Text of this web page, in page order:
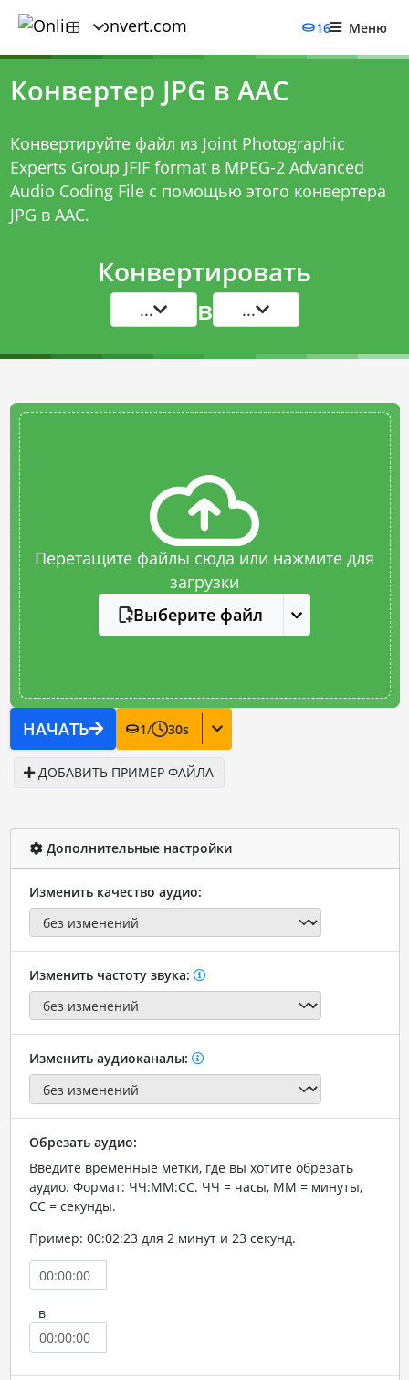
16 Меню
Конвертер JPG в AAC
Конвертируйте файл из Joint Photographic
Experts Group JFIF format в MPEG-2 Advanced
Audio Coding File с помощью этого конвертера
JPG в AAC.
Конвертировать
... в ...
Перетащите файлы сюда или нажмите для
загрузки
Выберите файл
НАЧАТЬ 1/ 30s
ДОБАВИТЬ ПРИМЕР ФАЙЛА
Дополнительные настройки
Изменить качество аудио:
Изменить частоту звука:
Изменить аудиоканалы:
Обрезать аудио:
Введите временные метки, где вы хотите обрезать
аудио. Формат: ЧЧ:ММ:СС. ЧЧ = часы, ММ = минуты,
СС = секунды.
Пример: 00:02:23 для 2 минут и 23 секунд.
в